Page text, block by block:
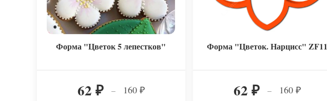
Форма "Цветок 5 лепестков"
62 ₽ – 160 ₽
Форма "Цветок. Нарцисс" ZF11
62 ₽ – 160 ₽